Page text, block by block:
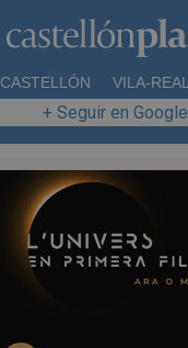
CASTELLÓN VILA-REAL
+ Seguir en Google